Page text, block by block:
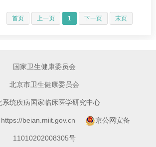
首页 上一页 1 下一页 末页
国家卫生健康委员会
北京市卫生健康委员会
系统疾病国家临床医学研究中心
beian.miit.gov.cn 京公网安备
11010202008305号